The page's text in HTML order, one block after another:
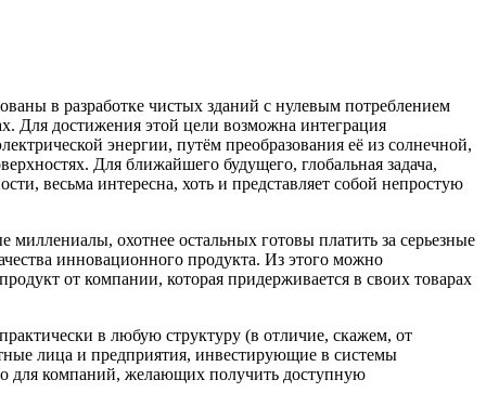
в разработке чистых зданий с нулевым потреблением
Для достижения этой цели возможна интеграция
энергии, путём преобразования её из солнечной,
Для ближайшего будущего, глобальная задача,
весьма интересна, хоть и представляет собой непростую
охотнее остальных готовы платить за серьезные
инновационного продукта. Из этого можно
от компании, которая придерживается в своих товарах
в любую структуру (в отличие, скажем, от
лица и предприятия, инвестирующие в системы
для компаний, желающих получить доступную